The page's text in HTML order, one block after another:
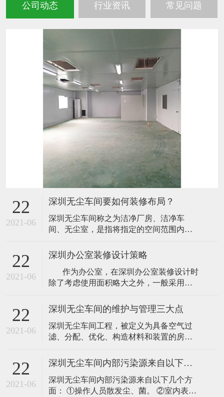
公司动态 行业资讯 常见问题
22
2021-06
深圳无尘车间要如何装修布局？
深圳无尘车间称之为洁净厂房、洁净车
间、无尘室，是指将指定的空间范围内空
排除，并将室内的温度、洁净度、室内压
力、气流速度与分布、噪音振动和照明、
静电控制在要求范围内，而所规定的特别
设计之房间。不管不论外面空气条件如何
求的洁净度、温
22
2021-06
深圳办公室装修设计策略
作为办公室，在深圳办公室装修设计时
除了考虑使用面积略大之外，一般采用较
空间，因为过于拥挤的环境束缚人的思
维，带心理上的焦虑等问题，所以为其打
造一个良好的办公环境是极为重要的。
&nb
22
2021-06
深圳无尘车间的维护与管理三大点
深圳无尘车间工程，被定义为具备空气过
滤、分配、优化、构造材料和装置的房
净室工程的建造和使用应减少室内诱入、
产生及滞留粒子，室内其他有关参数温
度、湿度、压力等按照要求进行控制。洁
净室以单位体积空气某粒径粒子的数量来
22
2021-06
深圳无尘车间内部污染源来自以下几个方面
深圳无尘车间内部污染源来自以下几个方
面： ①操作人员散发尘、菌。 ②室内表面